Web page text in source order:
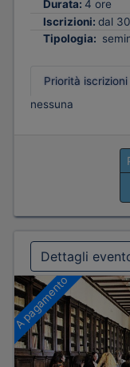
Durata: 4 ore
Iscrizioni: dal
Tipologia:
Priorità iscrizioni
nessuna
Dettagli
A pagamento